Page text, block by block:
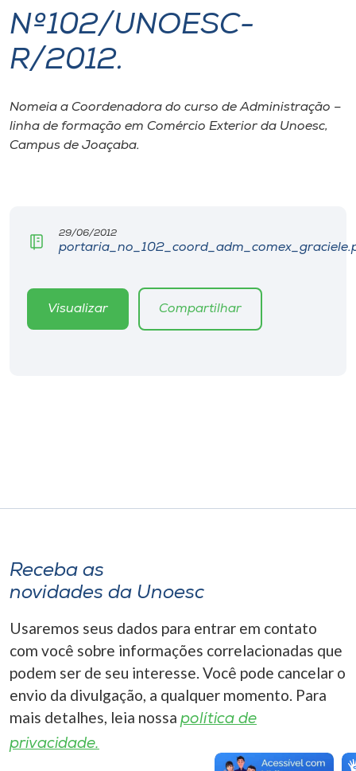
I.nova
Cultura
Selecione
A+
Nº102/UNOESC-
R/2012.
Nomeia a Coordenadora do curso de Administração –
linha de formação em Comércio Exterior da Unoesc,
Campus de Joaçaba.
29/06/2012
Visualizar Compartilhar
Receba as
novidades da Unoesc
Usaremos seus dados para entrar em contato
com você sobre informações correlacionadas que
podem ser de seu interesse. Você pode cancelar o
envio da divulgação, a qualquer momento. Para
mais detalhes, leia nossa política de
privacidade.